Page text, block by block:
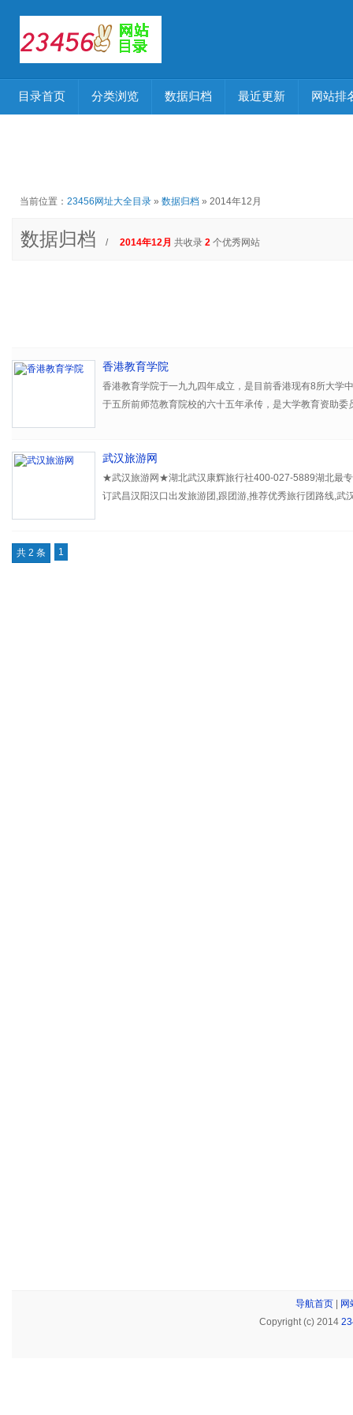
目录首页 分类浏览 数据归档 最近更新 网站排
当前位置： 23456网址大全目录 » 数据归档 » 2014年12月
数据归档 / 2014年12月 共收录 2 个优秀网站
香港教育学院
香港教育学院于一九九四年成立，是目前香港现有8所大学
于五所前师范教育院校的六十五年承传，是大学教育资助委
和语文教育学院，成立了香港教育学院，更授予其提升师资
职。
武汉旅游网
★武汉旅游网★湖北武汉康辉旅行社400-027-5889湖北最
订武昌汉阳汉口出发旅游团,跟团游,推荐优秀旅行团路线,武
共 2 条 1
导航首页|
网
Copyright (c) 2014